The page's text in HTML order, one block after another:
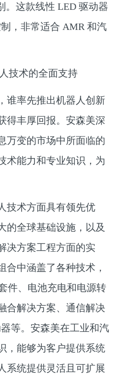
。这款线性 LED 驱动器
，非常适合 AMR 和汽
技术的全面支持
谁率先推出机器人创新
得丰厚回报。安森美深
万变的市场中所面临的
术能力和专业知识，为
技术方面具有领先优
的全球基础设施，以及
决方案工程方面的实
合中涵盖了各种技术，
件、电池充电和电源转
合解决方案、通信解决
等。安森美在工业和汽
，能够为客户提供系统
系统提供灵活且可扩展